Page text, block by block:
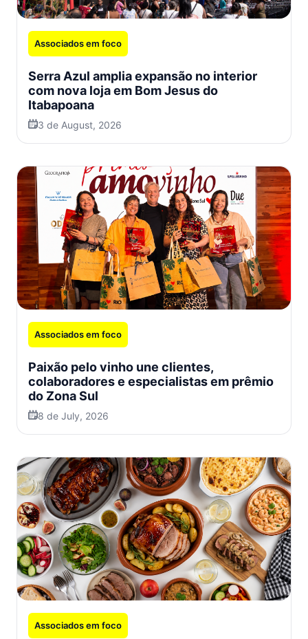
Associados em foco
Serra Azul amplia expansão no interior
com nova loja em Bom Jesus do
Itabapoana
3 de August, 2026
Associados em foco
Paixão pelo vinho une clientes,
colaboradores e especialistas em prêmio
do Zona Sul
8 de July, 2026
Associados em foco